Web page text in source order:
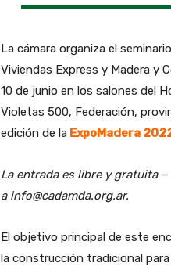
La cámara organiza el
Viviendas Express y Madera y
10 de junio en los salones del
Violetas 500, Federación,
edición de laExpoMadera
La entrada es libre y gratuita
a info@cadamda.org.ar.
El objetivo principal de este
la construcción tradicional